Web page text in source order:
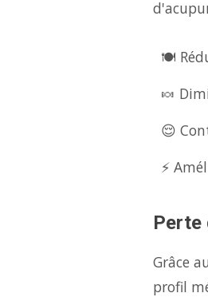
🍽️
🍬
😌
⚡
Perte
Grâce
profil